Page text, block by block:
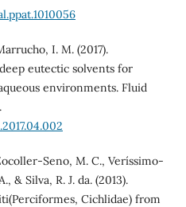
I. M. (2017).
eutectic solvents for
environments. Fluid
Seno, M. C., Veríssimo-
& Silva, R. J. da. (2013).
Cichlidae) from